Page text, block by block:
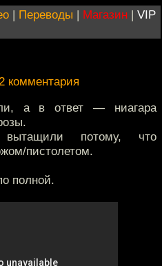
| Переводы | Магазин | VIP
комментария
а в ответ — ниагара
вытащили потому, что
пистолетом.
полной.